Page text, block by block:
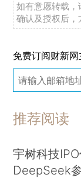
如有意愿转载，
确认及授权后，
免费订阅财新
推荐阅读
宇树科技
DeepSeek